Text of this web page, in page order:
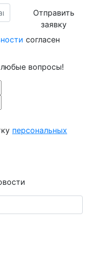
Отправить
заявку
согласен
вопросы!
персональных